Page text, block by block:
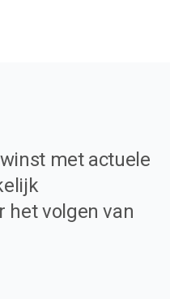
met actuele
het volgen van